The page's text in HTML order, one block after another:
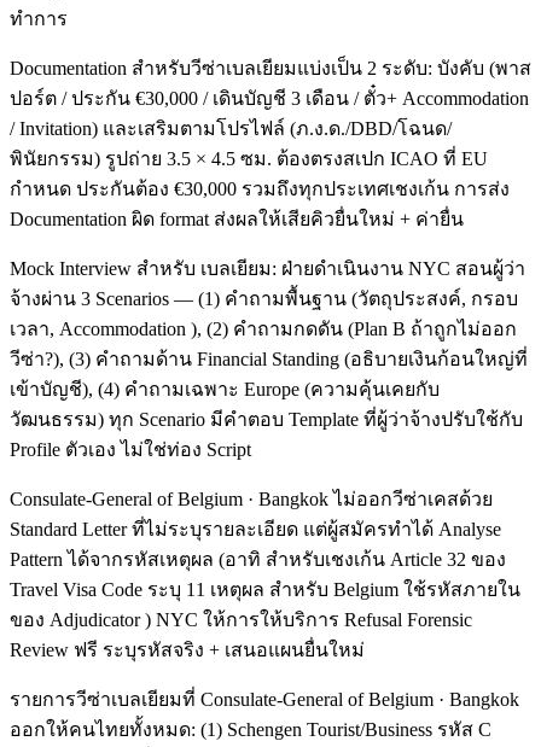
ทำการ
Documentation สำหรับวีซ่าเบลเยียมแบ่งเป็น 2 ระดับ: บังคับ (พาส
ปอร์ต / ประกัน €30,000 / เดินบัญชี 3 เดือน / ตั๋ว+ Accommodation
/ Invitation) และเสริมตามโปรไฟล์ (ภ.ง.ด./DBD/โฉนด/
พินัยกรรม) รูปถ่าย 3.5 × 4.5 ซม. ต้องตรงสเปก ICAO ที่ EU
กำหนด ประกันต้อง €30,000 รวมถึงทุกประเทศเชงเก้น การส่ง
Documentation ผิด format ส่งผลให้เสียคิวยื่นใหม่ + ค่ายื่น
Mock Interview สำหรับ เบลเยียม: ฝ่ายดำเนินงาน NYC สอนผู้ว่า
จ้างผ่าน 3 Scenarios — (1) คำถามพื้นฐาน (วัตถุประสงค์, กรอบ
เวลา, Accommodation ), (2) คำถามกดดัน (Plan B ถ้าถูกไม่ออก
วีซ่า?), (3) คำถามด้าน Financial Standing (อธิบายเงินก้อนใหญ่ที่
เข้าบัญชี), (4) คำถามเฉพาะ Europe (ความคุ้นเคยกับ
วัฒนธรรม) ทุก Scenario มีคำตอบ Template ที่ผู้ว่าจ้างปรับใช้กับ
Profile ตัวเอง ไม่ใช่ท่อง Script
Consulate-General of Belgium · Bangkok ไม่ออกวีซ่าเคสด้วย
Standard Letter ที่ไม่ระบุรายละเอียด แต่ผู้สมัครทำได้ Analyse
Pattern ได้จากรหัสเหตุผล (อาทิ สำหรับเชงเก้น Article 32 ของ
Travel Visa Code ระบุ 11 เหตุผล สำหรับ Belgium ใช้รหัสภายใน
ของ Adjudicator ) NYC ให้การให้บริการ Refusal Forensic
Review ฟรี ระบุรหัสจริง + เสนอแผนยื่นใหม่
รายการวีซ่าเบลเยียมที่ Consulate-General of Belgium · Bangkok
ออกให้คนไทยทั้งหมด: (1) Schengen Tourist/Business รหัส C